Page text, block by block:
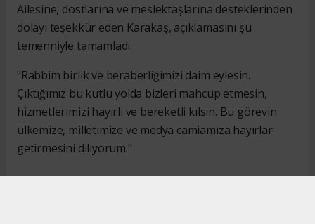
Ailesine, dostlarına ve meslektaşlarına desteklerinden
dolayı teşekkür eden Karakaş, açıklamasını şu
temenniyle tamamladı:
"Rabbim birlik ve beraberliğimizi daim eylesin.
Çıktığımız bu kutlu yolda bizleri mahcup etmesin,
hizmetlerimizi hayırlı ve bereketli kılsın. Bu görevin
ülkemize, milletimize ve medya camiamıza hayırlar
getirmesini diliyorum."